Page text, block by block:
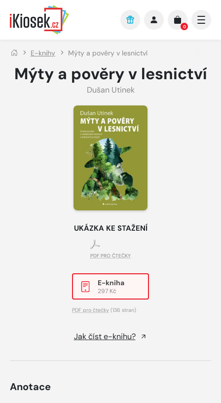
Přejít na hlavní obsah
0
E-knihy Mýty a pověry v lesnictví
Mýty a pověry v lesnictví
Dušan Utinek
UKÁZKA KE STAŽENÍ
PDF PRO ČTEČKY
E-kniha
297 Kč
PDF pro čtečky (136 stran)
Jak číst e-knihu?
Anotace